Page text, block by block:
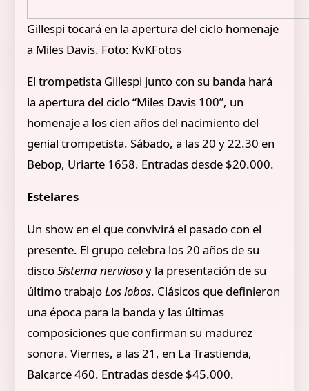
Gillespi tocará en la apertura del ciclo homenaje
a Miles Davis. Foto: KvKFotos
El trompetista Gillespi junto con su banda hará
la apertura del ciclo “Miles Davis 100”, un
homenaje a los cien años del nacimiento del
genial trompetista. Sábado, a las 20 y 22.30 en
Bebop, Uriarte 1658. Entradas desde $20.000.
Estelares
Un show en el que convivirá el pasado con el
presente. El grupo celebra los 20 años de su
discoSistema nerviosoy la presentación de su
último trabajoLos lobos. Clásicos que definieron
una época para la banda y las últimas
composiciones que confirman su madurez
sonora. Viernes, a las 21, en La Trastienda,
Balcarce 460. Entradas desde $45.000.